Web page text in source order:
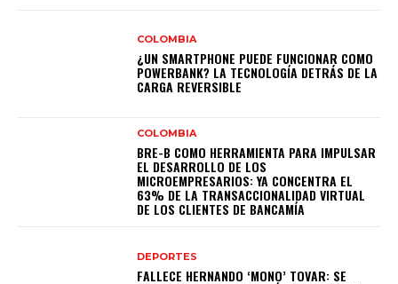
COLOMBIA
¿UN SMARTPHONE PUEDE FUNCIONAR COMO
POWERBANK? LA TECNOLOGÍA DETRÁS DE LA
CARGA REVERSIBLE
COLOMBIA
BRE-B COMO HERRAMIENTA PARA IMPULSAR
EL DESARROLLO DE LOS
MICROEMPRESARIOS: YA CONCENTRA EL
63% DE LA TRANSACCIONALIDAD VIRTUAL
DE LOS CLIENTES DE BANCAMÍA
DEPORTES
FALLECE HERNANDO ‘MONO’ TOVAR: SE